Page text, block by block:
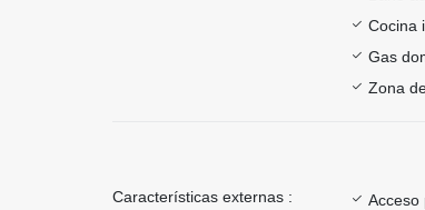
Cocina
Gas
Zona
Características externas : Acceso